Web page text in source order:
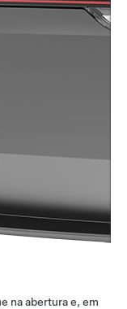
na abertura e, em